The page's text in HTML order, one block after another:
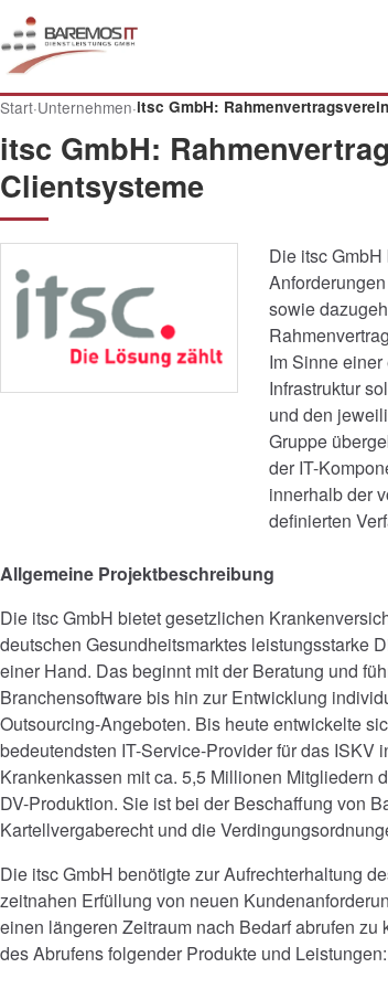
Start·Unternehmen·itsc GmbH:
itsc GmbH:
Clientsysteme
Die itsc
sowie
Im Sinne
Infrastruktur
und den
Gruppe
der IT-
innerhalb der
definierten
Allgemeine Projektbeschreibung
Die itsc GmbH bietet gesetzlichen
deutschen Gesundheitsmarktes leistungsstarke
einer Hand. Das beginnt mit der Beratung und
Branchensoftware bis hin zur Entwicklung
Outsourcing-Angeboten. Bis heute entwickelte
bedeutendsten IT-Service-Provider für das ISKV
Krankenkassen mit ca. 5,5 Millionen Mitgliedern
DV-Produktion. Sie ist bei der Beschaffung von
Kartellvergaberecht und die
Die itsc GmbH benötigte zur Aufrechterhaltung
zeitnahen Erfüllung von neuen
einen längeren Zeitraum nach Bedarf abrufen
des Abrufens folgender Produkte und Leistungen: